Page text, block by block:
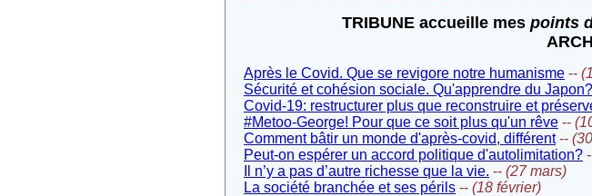
TRIBUNE accueille mes points
Après le Covid. Que se revigore notre humanisme --
Sécurité et cohésion sociale. Qu'apprendre du Japon?
Covid-19: restructurer plus que reconstruire et
#Metoo-George! Pour que ce soit plus qu'un rêve --
Comment bâtir un monde d'après-covid, différent--
Peut-on espérer un accord politique d'autolimitation?
Il n’y a pas d’autre richesse que la vie. -- (27 mars)
La société branchée et ses périls -- (18 février)